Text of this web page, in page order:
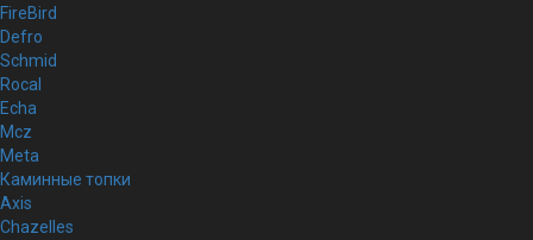
FireBird
Defro
Schmid
Rocal
Echa
Mcz
Meta
Каминные топки
Axis
Chazelles